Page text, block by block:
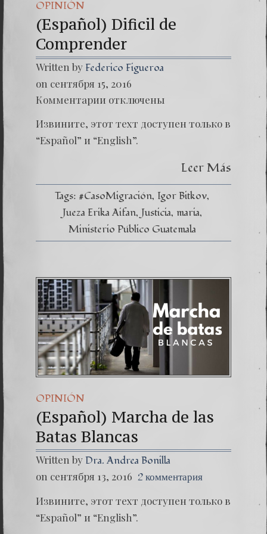
OPINIÓN
(Español) Dificil de
Comprender
Written by Federico Figueroa
on сентября 15, 2016
Комментарии отключены
Извините, этот техт доступен только в
“Español” и “English”.
Leer Más
Tags: #CasoMigración Igor Bitkov
Jueza Erika Aifan Justicia maria
Ministerio Público Guatemala
OPINIÓN
(Español) Marcha de las
Batas Blancas
Written byDra. Andrea Bonilla
on сентября 13, 2016 2 комментария
Извините, этот техт доступен только в
“Español” и “English”.